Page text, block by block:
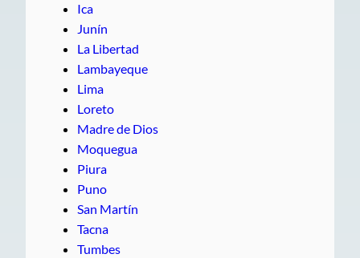
Ica
Junín
La Libertad
Lambayeque
Lima
Loreto
Madre de Dios
Moquegua
Piura
Puno
San Martín
Tacna
Tumbes